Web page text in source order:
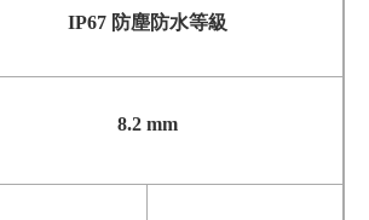
IP67 防塵防水等級
8.2 mm